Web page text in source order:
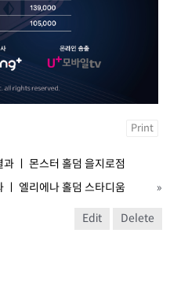
Print
ㅣ 몬스터 홀덤 을지로점
엘리에나 홀덤 스타디움
»
Edit Delete